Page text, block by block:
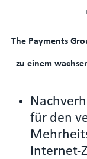
The Payments
zu einem
für den
Internet-